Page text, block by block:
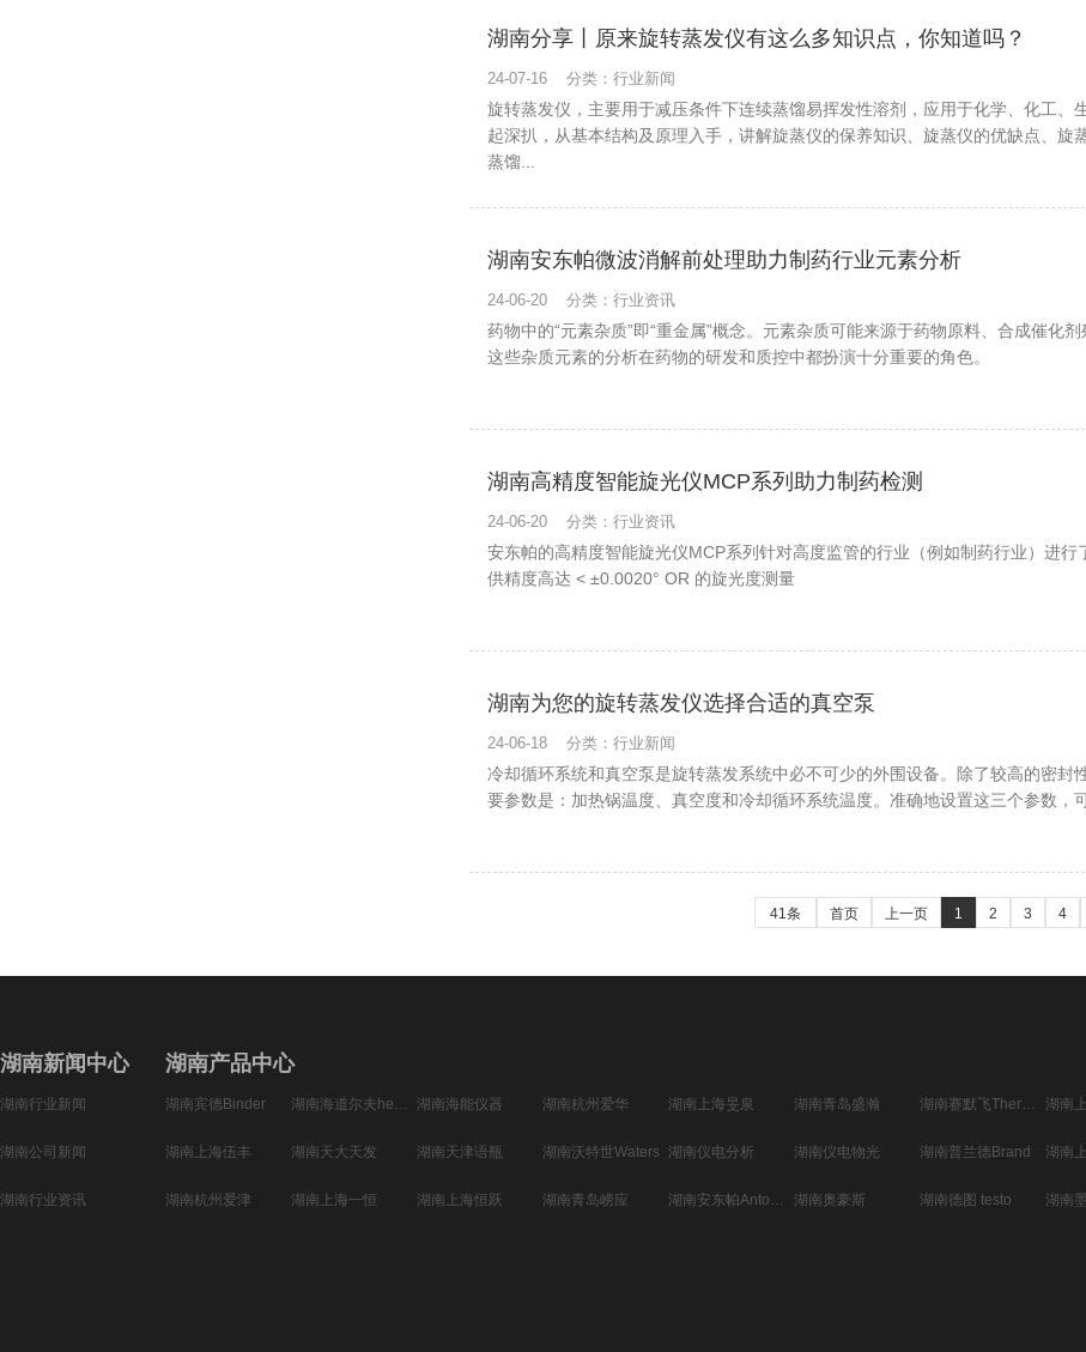
湖南分享丨原来旋转蒸发仪有这么多知识点，你知道吗？
24-07-16 分类：行业新闻
旋转蒸发仪，主要用于减压条件下连续蒸馏易挥发性溶剂，应用于化学、化工、
起深扒，从基本结构及原理入手，讲解旋蒸仪的保养知识、旋蒸仪的优缺点、旋
蒸馏...
湖南安东帕微波消解前处理助力制药行业元素分析
24-06-20 分类：行业资讯
药物中的“元素杂质”即“重金属”概念。元素杂质可能来源于药物原料、合成催化剂
这些杂质元素的分析在药物的研发和质控中都扮演十分重要的角色。
湖南高精度智能旋光仪MCP系列助力制药检测
24-06-20 分类：行业资讯
安东帕的高精度智能旋光仪MCP系列针对高度监管的行业（例如制药行业）进行
供精度高达 < ±0.0020° OR 的旋光度测量
湖南为您的旋转蒸发仪选择合适的真空泵
24-06-18 分类：行业新闻
冷却循环系统和真空泵是旋转蒸发系统中必不可少的外围设备。除了较高的密封
要参数是：加热锅温度、真空度和冷却循环系统温度。准确地设置这三个参数，
41条 首页 上一页 1 2 3 4
湖南新闻中心
湖南行业新闻
湖南公司新闻
湖南行业资讯
湖南产品中心
湖南宾德Binder 湖南海道尔夫heidolph 湖南海能仪器 湖南杭州爱华 湖南上海旻泉 湖南青岛盛瀚 湖南赛默飞Thermo 湖南
湖南上海伍丰 湖南天大天发 湖南天津语瓶 湖南沃特世Waters 湖南仪电分析 湖南仪电物光 湖南普兰德Brand 湖南
湖南杭州爱津 湖南上海一恒 湖南上海恒跃 湖南青岛崂应 湖南安东帕Anton Paar 湖南奥豪斯 湖南德图 testo 湖南